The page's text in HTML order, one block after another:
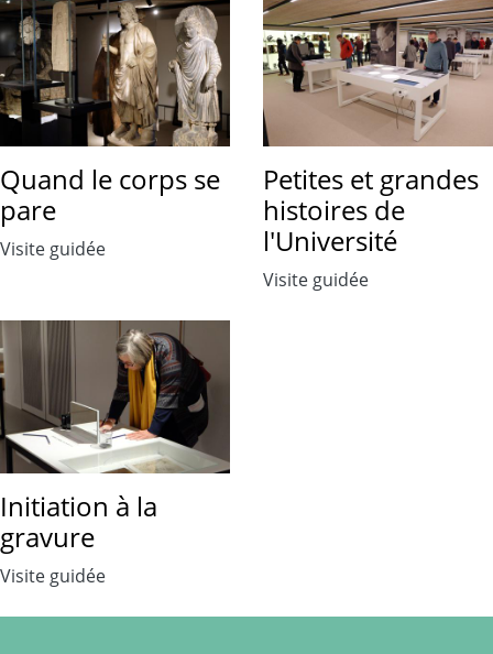
Quand le corps se
pare
Visite guidée
Petites et grandes
histoires de
l'Université
Visite guidée
Initiation à la
gravure
Visite guidée